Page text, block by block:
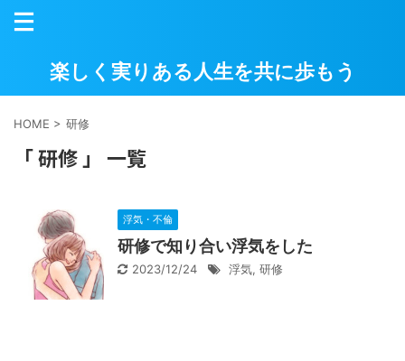
楽しく実りある人生を共に歩もう
HOME > 研修
「 研修 」 一覧
浮気・不倫
研修で知り合い浮気をした
2023/12/24 浮気, 研修